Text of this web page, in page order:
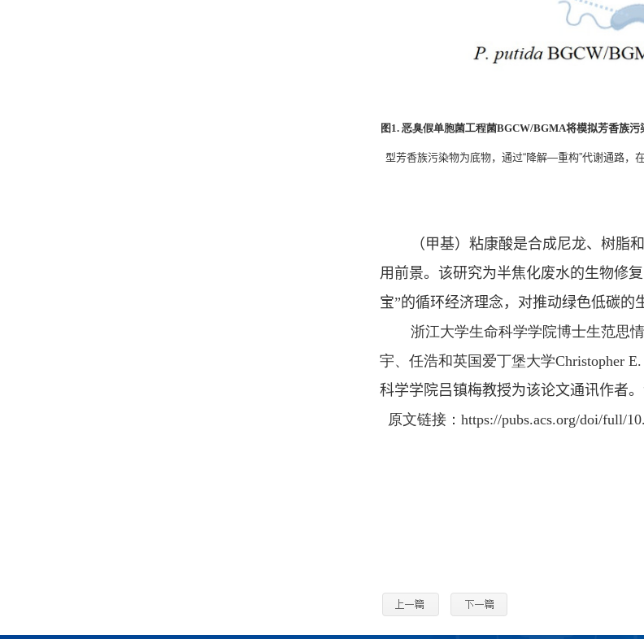
图 1. 恶臭假单胞菌工程菌BGCW/BGMA将模拟芳香族污
型芳香族污染物为底物，通过“降解—重构”代谢通路，
（甲基）粘康酸是合成尼龙、树脂
用前景。该研究为半焦化废水的生物修
宝”的循环经济理念，对推动绿色低碳的
浙江大学生命科学学院博士生范思
宇、任浩和英国爱丁堡大学Christopher
科学学院吕镇梅教授为该论文通讯作者
原文链接：https://pubs.acs.org/doi/full/